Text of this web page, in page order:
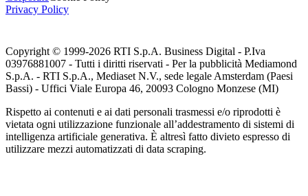
Privacy Policy
Copyright © 1999-2026 RTI S.p.A. Business Digital - P.Iva
03976881007 - Tutti i diritti riservati - Per la pubblicità Mediamond
S.p.A. - RTI S.p.A., Mediaset N.V., sede legale Amsterdam (Paesi
Bassi) - Uffici Viale Europa 46, 20093 Cologno Monzese (MI)
Rispetto ai contenuti e ai dati personali trasmessi e/o riprodotti è
vietata ogni utilizzazione funzionale all’addestramento di sistemi di
intelligenza artificiale generativa. È altresì fatto divieto espresso di
utilizzare mezzi automatizzati di data scraping.